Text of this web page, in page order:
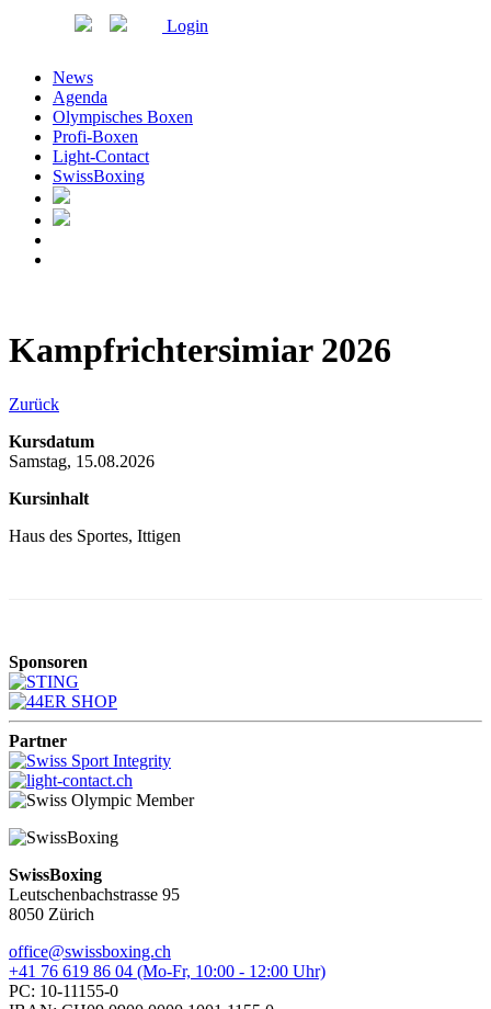
Login
News
Agenda
Olympisches Boxen
Profi-Boxen
Light-Contact
SwissBoxing
Kampfrichtersimiar 2026
Zurück
Kursdatum
Samstag, 15.08.2026
Kursinhalt
Haus des Sportes, Ittigen
Sponsoren
Partner
SwissBoxing
Leutschenbachstrasse 95
8050 Zürich
office@swissboxing.ch
+41 76 619 86 04 (Mo-Fr, 10:00 - 12:00 Uhr)
PC: 10-11155-0